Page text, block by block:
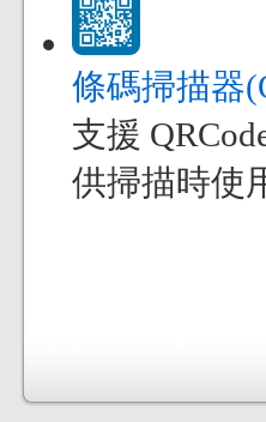
條碼掃描器
支援
供掃描時使